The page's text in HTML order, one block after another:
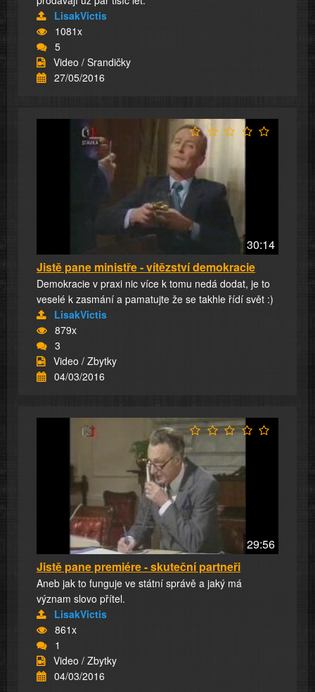
LisakVictis
1081x
5
Video / Srandičky
27/05/2016
30:14
Jistě pane ministře - vítězství demokracie
Demokracie v praxi nic více k tomu nedá dodat, je to
veselé k zasmání a pamatujte že se takhle řídí svět :)
LisakVictis
879x
3
Video / Zbytky
04/03/2016
29:56
Jistě pane premiére - skuteční partneři
Aneb jak to funguje ve státní správě a jaký má
význam slovo přítel.
LisakVictis
861x
1
Video / Zbytky
04/03/2016